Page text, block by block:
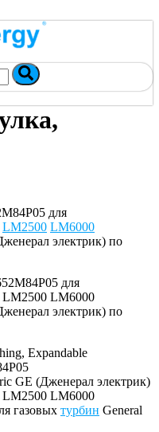
для
LM2500 LM6000
электрик) по
Expandable
GE (Дженерал электрик)
LM6000
газовых турбин General